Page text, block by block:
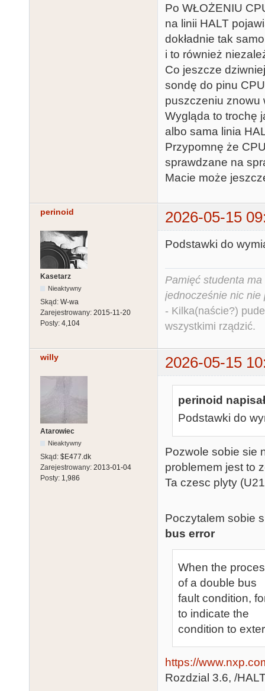
Po WŁOŻENIU
na linii HALT
dokładnie tak
i to również
Co jeszcze
sondę do pinu
puszczeniu znowu
Wygląda to trochę
albo sama linia
Przypomnę że
sprawdzane na
Macie może
perinoid 2026-05-15
Kasetarz
Nieaktywny
Skąd: W-wa
Zarejestrowany: 2015-11-20
Posty: 4,104
Podstawki do
Pamięć studenta
jednocześnie nic nie
- Kilka(naście?)
wszystkimi rządzić.
willy 2026-05-15
Atarowiec
Nieaktywny
Skąd: $E477.dk
Zarejestrowany: 2013-01-04
Posty: 1,986
perinoid
Podstawki do
Pozwole sobie sie
problemem jest to
Ta czesc plyty
Poczytalem sobie
bus error
When the
of a double bus
fault condition,
to indicate the
condition to
https://
Rozdzial 3.6, /